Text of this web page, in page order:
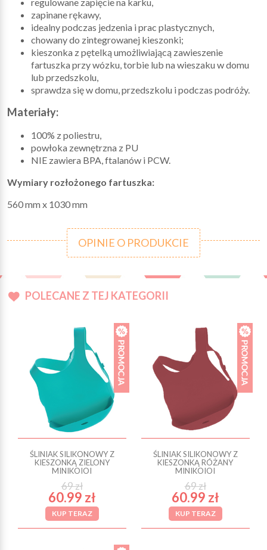
zapinane rękawy,
idealny podczas jedzenia i prac plastycznych,
chowany do zintegrowanej kieszonki;
kieszonka z pętelką umożliwiającą zawieszenie
fartuszka przy wózku, torbie lub na wieszaku w domu
lub przedszkolu,
sprawdza się w domu, przedszkolu i podczas podróży.
Materiały:
100% z poliestru,
powłoka zewnętrzna z PU
NIE zawiera BPA, ftalanów i PCW.
Wymiary rozłożonego fartuszka:
560 mm x 1030 mm
OPINIE O PRODUKCIE
POLECANE Z TEJ KATEGORII
ŚLINIAK SILIKONOWY Z
KIESZONKĄ ZIELONY
MINIKOIOI
69 zł
60.99 zł
KUP TERAZ
ŚLINIAK SILIKONOWY Z
KIESZONKĄ RÓŻANY
MINIKOIOI
69 zł
60.99 zł
KUP TERAZ